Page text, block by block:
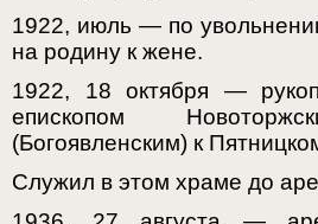
1922, июль — по
на родину к жене.
1922, 18 октября —
епископом
(Богоявленским) к
Служил в этом храме до